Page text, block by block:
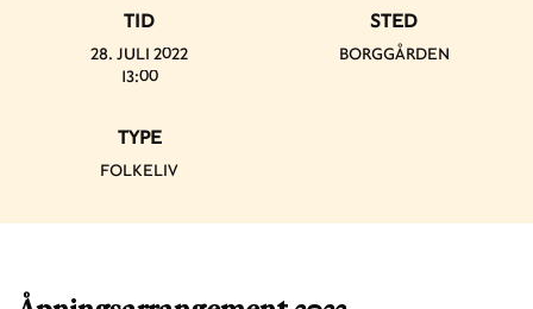
TID
28. JULI 2022
13:00
STED
BORGGÅRDEN
TYPE
FOLKELIV